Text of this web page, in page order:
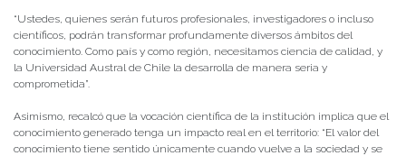
“Ustedes, quienes serán futuros profesionales, investigadores o incluso
científicos, podrán transformar profundamente diversos ámbitos del
conocimiento. Como país y como región, necesitamos ciencia de calidad, y
la Universidad Austral de Chile la desarrolla de manera seria y
comprometida”.
Asimismo, recalcó que la vocación científica de la institución implica que el
conocimiento generado tenga un impacto real en el territorio: “El valor del
conocimiento tiene sentido únicamente cuando vuelve a la sociedad y se